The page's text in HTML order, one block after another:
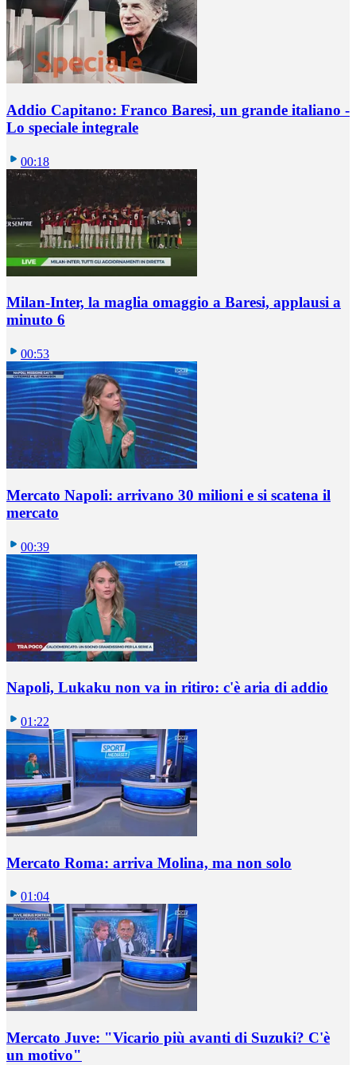
Addio Capitano: Franco Baresi, un grande italiano -
Lo speciale integrale
00:18
Milan-Inter, la maglia omaggio a Baresi, applausi a
minuto 6
00:53
Mercato Napoli: arrivano 30 milioni e si scatena il
mercato
00:39
Napoli, Lukaku non va in ritiro: c'è aria di addio
01:22
Mercato Roma: arriva Molina, ma non solo
01:04
Mercato Juve: "Vicario più avanti di Suzuki? C'è
un motivo"